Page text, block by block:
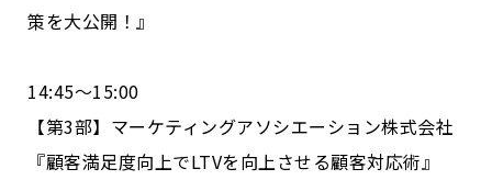
策を大公開！』
14:45〜15:00
【第3部】マーケティングアソシエーション株式会社
『顧客満足度向上でLTVを向上させる顧客対応術』